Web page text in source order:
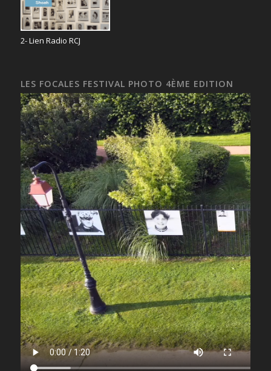
2- Lien Radio RCJ
LES FOCALES FESTIVAL PHOTO 4ÈME EDITION